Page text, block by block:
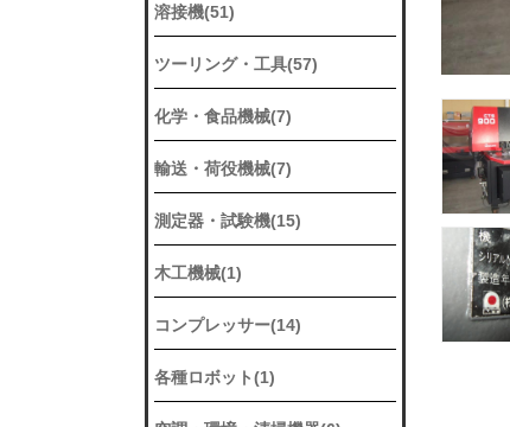
溶接機(51)
ツーリング・工具(57)
化学・食品機械(7)
輸送・荷役機械(7)
測定器・試験機(15)
木工機械(1)
コンプレッサー(14)
各種ロボット(1)